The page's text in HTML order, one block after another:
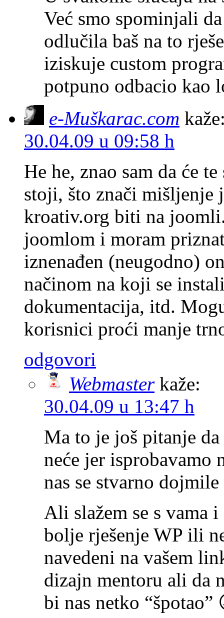
Već smo spominjali
odlučila baš na to
iziskuje custom
potpuno odbacio kao
e-Muškarac.com
30.04.09 u 09:58 h
He he, znao sam da će
stoji, što znači mišljenje
kroativ.org biti na joomli.
joomlom i moram
iznenađen (neugodno)
načinom na koji se
dokumentacija, itd.
korisnici proći manje
odgovori
Webmaster kaže:
30.04.09 u 13:47 h
Ma to je još pitanje
neće jer isprobavamo
nas se stvarno
Ali slažem se s vama
bolje rješenje WP ili
navedeni na vašem
dizajn mentoru ali da
bi nas netko “špotao”